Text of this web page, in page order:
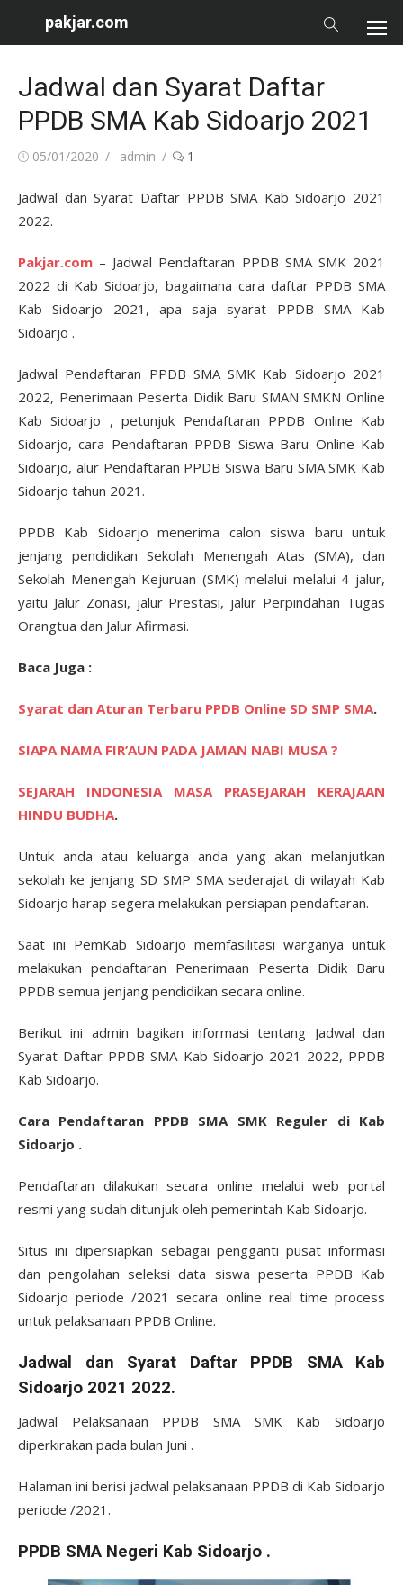
pakjar.com
Jadwal dan Syarat Daftar
PPDB SMA Kab Sidoarjo 2021
Posted
05/01/2020 Author
admin 1
Jadwal dan Syarat Daftar PPDB SMA Kab Sidoarjo 2021
2022.
Pakjar.com – Jadwal Pendaftaran PPDB SMA SMK 2021
2022 di Kab Sidoarjo, bagaimana cara daftar PPDB SMA
Kab Sidoarjo 2021, apa saja syarat PPDB SMA Kab
Sidoarjo .
Jadwal Pendaftaran PPDB SMA SMK Kab Sidoarjo 2021
2022, Penerimaan Peserta Didik Baru SMAN SMKN Online
Kab Sidoarjo , petunjuk Pendaftaran PPDB Online Kab
Sidoarjo, cara Pendaftaran PPDB Siswa Baru Online Kab
Sidoarjo, alur Pendaftaran PPDB Siswa Baru SMA SMK Kab
Sidoarjo tahun 2021.
PPDB Kab Sidoarjo menerima calon siswa baru untuk
jenjang pendidikan Sekolah Menengah Atas (SMA), dan
Sekolah Menengah Kejuruan (SMK) melalui melalui 4 jalur,
yaitu Jalur Zonasi, jalur Prestasi, jalur Perpindahan Tugas
Orangtua dan Jalur Afirmasi.
Baca Juga :
Syarat dan Aturan Terbaru PPDB Online SD SMP SMA.
SIAPA NAMA FIR’AUN PADA JAMAN NABI MUSA ?
SEJARAH INDONESIA MASA PRASEJARAH KERAJAAN
HINDU BUDHA.
Untuk anda atau keluarga anda yang akan melanjutkan
sekolah ke jenjang SD SMP SMA sederajat di wilayah Kab
Sidoarjo harap segera melakukan persiapan pendaftaran.
Saat ini PemKab Sidoarjo memfasilitasi warganya untuk
melakukan pendaftaran Penerimaan Peserta Didik Baru
PPDB semua jenjang pendidikan secara online.
Berikut ini admin bagikan informasi tentang Jadwal dan
Syarat Daftar PPDB SMA Kab Sidoarjo 2021 2022, PPDB
Kab Sidoarjo.
Cara Pendaftaran PPDB SMA SMK Reguler di Kab
Sidoarjo .
Pendaftaran dilakukan secara online melalui web portal
resmi yang sudah ditunjuk oleh pemerintah Kab Sidoarjo.
Situs ini dipersiapkan sebagai pengganti pusat informasi
dan pengolahan seleksi data siswa peserta PPDB Kab
Sidoarjo periode /2021 secara online real time process
untuk pelaksanaan PPDB Online.
Jadwal dan Syarat Daftar PPDB SMA Kab
Sidoarjo 2021 2022.
Jadwal Pelaksanaan PPDB SMA SMK Kab Sidoarjo
diperkirakan pada bulan Juni .
Halaman ini berisi jadwal pelaksanaan PPDB di Kab Sidoarjo
periode /2021.
PPDB SMA Negeri Kab Sidoarjo .